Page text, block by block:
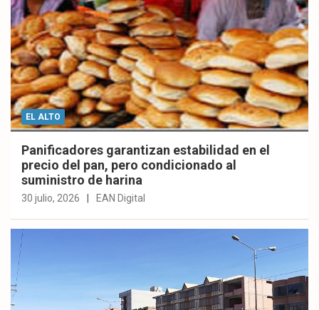
EL ALTO
Panificadores garantizan estabilidad en el
precio del pan, pero condicionado al
suministro de harina
30 julio, 2026 EAN Digital